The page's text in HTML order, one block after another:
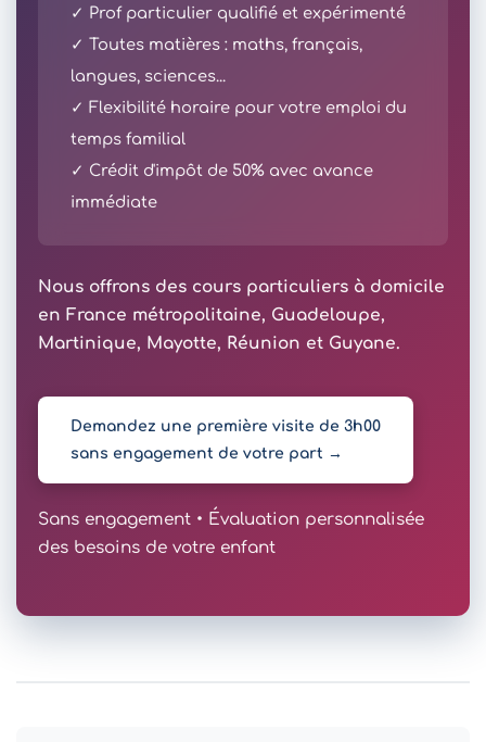
✓ Prof particulier qualifié et expérimenté
✓ Toutes matières : maths, français,
langues, sciences...
✓ Flexibilité horaire pour votre emploi du
temps familial
✓ Crédit d'impôt de 50% avec avance
immédiate
Nous offrons des cours particuliers à domicile
en France métropolitaine, Guadeloupe,
Martinique, Mayotte, Réunion et Guyane.
Demandez une première visite de 3h00
sans engagement de votre part →
Sans engagement • Évaluation personnalisée
des besoins de votre enfant